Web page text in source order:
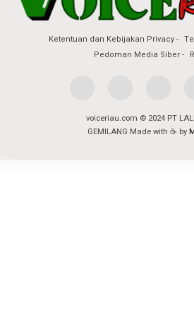
Ketentuan dan Kebijakan Privacy
Pedoman Media Siber
voiceriau.com © 2024 PT
GEMILANG Made with ☕ by